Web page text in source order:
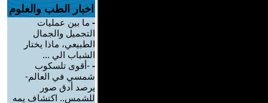
اخبار الطب والعلوم
- ما بين عمليات
التجميل والجمال
الطبيعي، ماذا يختار
الشباب الي ...
- -أقوى تلسكوب
شمسي في العالم-
يرصد أدق صور
للشمس.. اكتشاف يمه